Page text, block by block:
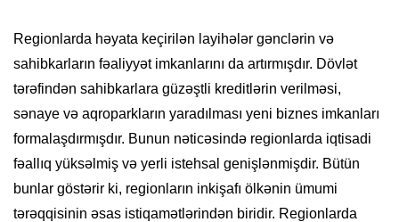
Regionlarda həyata keçirilən layihələr gənclərin və
sahibkarların fəaliyyət imkanlarını da artırmışdır. Dövlət
tərəfindən sahibkarlara güzəştli kreditlərin verilməsi,
sənaye və aqroparkların yaradılması yeni biznes imkanları
formalaşdırmışdır. Bunun nəticəsində regionlarda iqtisadi
fəallıq yüksəlmiş və yerli istehsal genişlənmişdir. Bütün
bunlar göstərir ki, regionların inkişafı ölkənin ümumi
tərəqqisinin əsas istiqamətlərindən biridir. Regionlarda